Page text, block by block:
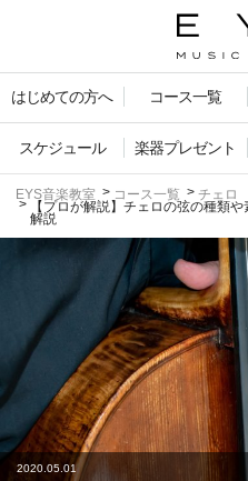
はじめての方へ コース一覧
スケジュール 楽器プレゼント
EYS音楽教室 コース一覧
チェロ
【プロが解説】チェロの弦の種類
解説
2020.05.01